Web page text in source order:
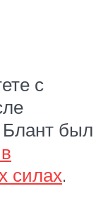
с
Блант был
силах.